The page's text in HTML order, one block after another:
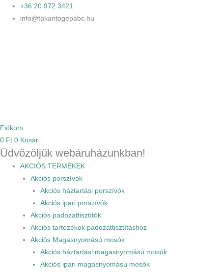
+36 20 972 3421
info@takaritogepabc.hu
Fiókom
0 Ft 0 Kosár
Üdvözöljük webáruházunkban!
AKCIÓS TERMÉKEK
Akciós porszívók
Akciós háztartási porszívók
Akciós ipari porszívók
Akciós padozattisztítók
Akciós tartozékok padozattisztításhoz
Akciós Magasnyomású mosók
Akciós háztartási magasnyomású mosók
Akciós ipari magasnyomású mosók
K
e
Bolygókerék
D100mm
Original
Original